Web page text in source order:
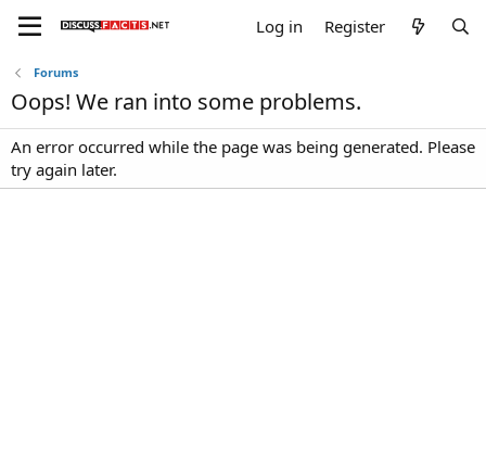
Log in Register
Forums
Oops! We ran into some problems.
An error occurred while the page was being generated. Please
try again later.